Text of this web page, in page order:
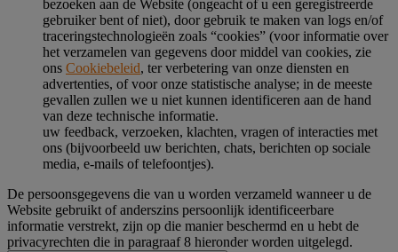
bezoeken aan de Website (ongeacht of u een geregistreerde
gebruiker bent of niet), door gebruik te maken van logs en/of
traceringstechnologieën zoals “cookies” (voor informatie over
het verzamelen van gegevens door middel van cookies, zie
ons Cookiebeleid, ter verbetering van onze diensten en
advertenties, of voor onze statistische analyse; in de meeste
gevallen zullen we u niet kunnen identificeren aan de hand
van deze technische informatie.
uw feedback, verzoeken, klachten, vragen of interacties met
ons (bijvoorbeeld uw berichten, chats, berichten op sociale
media, e-mails of telefoontjes).
De persoonsgegevens die van u worden verzameld wanneer u de
Website gebruikt of anderszins persoonlijk identificeerbare
informatie verstrekt, zijn op die manier beschermd en u hebt de
privacyrechten die in paragraaf 8 hieronder worden uitgelegd.